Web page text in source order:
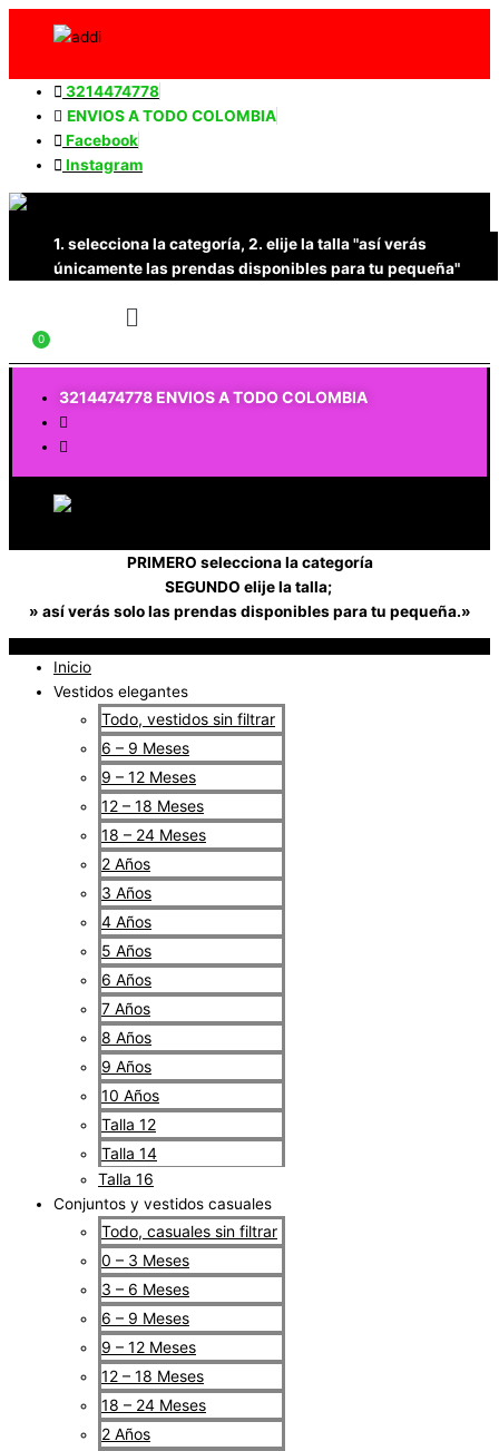
Ir
3214474778
ENVIOS A TODO COLOMBIA
Facebook
Instagram
1. selecciona la categoría, 2. elije la talla "así verás
únicamente las prendas disponibles para tu pequeña"
Menú
3214474778 ENVIOS A TODO COLOMBIA
PRIMERO selecciona la categoría
SEGUNDO elije la talla;
» así verás solo las prendas disponibles para tu pequeña.»
Inicio
Vestidos elegantes
Todo, vestidos sin filtrar
6 – 9 Meses
9 – 12 Meses
12 – 18 Meses
18 – 24 Meses
2 Años
3 Años
4 Años
5 Años
6 Años
7 Años
8 Años
9 Años
10 Años
Talla 12
Talla 14
Talla 16
Conjuntos y vestidos casuales
Todo, casuales sin filtrar
0 – 3 Meses
3 – 6 Meses
6 – 9 Meses
9 – 12 Meses
12 – 18 Meses
18 – 24 Meses
2 Años
Ordenado